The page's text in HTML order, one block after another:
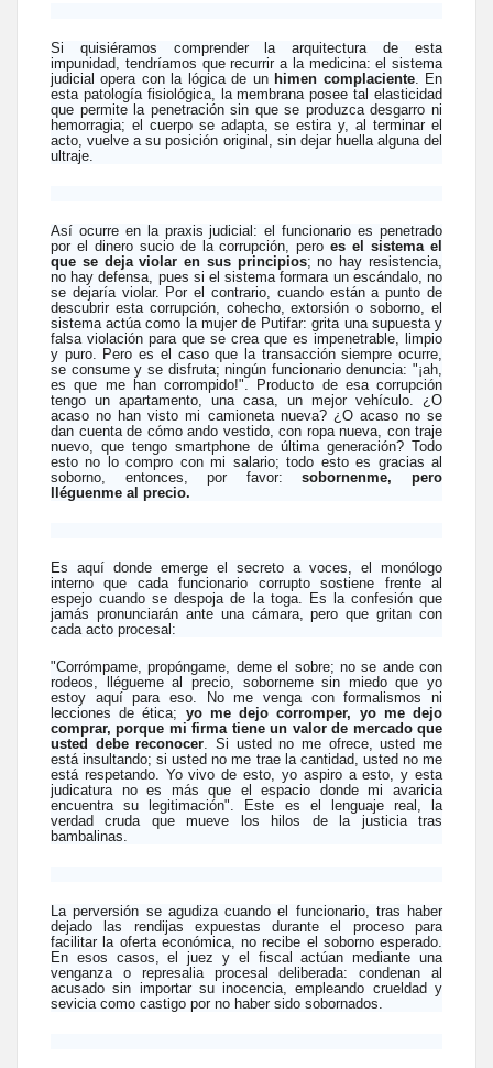
Si quisiéramos comprender la arquitectura de esta
impunidad, tendríamos que recurrir a la medicina: el sistema
judicial opera con la lógica de un himen complaciente. En
esta patología fisiológica, la membrana posee tal elasticidad
que permite la penetración sin que se produzca desgarro ni
hemorragia; el cuerpo se adapta, se estira y, al terminar el
acto, vuelve a su posición original, sin dejar huella alguna del
ultraje.
Así ocurre en la praxis judicial: el funcionario es penetrado
por el dinero sucio de la corrupción, peroes el sistema el
que se deja violar en sus principios; no hay resistencia,
no hay defensa, pues si el sistema formara un escándalo, no
se dejaría violar. Por el contrario, cuando están a punto de
descubrir esta corrupción, cohecho, extorsión o soborno, el
sistema actúa como la mujer de Putifar: grita una supuesta y
falsa violación para que se crea que es impenetrable, limpio
y puro. Pero es el caso que la transacción siempre ocurre,
se consume y se disfruta; ningún funcionario denuncia: "¡ah,
es que me han corrompido!". Producto de esa corrupción
tengo un apartamento, una casa, un mejor vehículo. ¿O
acaso no han visto mi camioneta nueva? ¿O acaso no se
dan cuenta de cómo ando vestido, con ropa nueva, con traje
nuevo, que tengo smartphone de última generación? Todo
esto no lo compro con mi salario; todo esto es gracias al
soborno, entonces, por favor:sobornenme, pero
lléguenme al precio.
Es aquí donde emerge el secreto a voces, el monólogo
interno que cada funcionario corrupto sostiene frente al
espejo cuando se despoja de la toga. Es la confesión que
jamás pronunciarán ante una cámara, pero que gritan con
cada acto procesal:
"Corrómpame, propóngame, deme el sobre; no se ande con
rodeos, llégueme al precio, soborneme sin miedo que yo
estoy aquí para eso. No me venga con formalismos ni
lecciones de ética; yo me dejo corromper, yo me dejo
comprar, porque mi firma tiene un valor de mercado que
usted debe reconocer. Si usted no me ofrece, usted me
está insultando; si usted no me trae la cantidad, usted no me
está respetando. Yo vivo de esto, yo aspiro a esto, y esta
judicatura no es más que el espacio donde mi avaricia
encuentra su legitimación". Este es el lenguaje real, la
verdad cruda que mueve los hilos de la justicia tras
bambalinas.
La perversión se agudiza cuando el funcionario, tras haber
dejado las rendijas expuestas durante el proceso para
facilitar la oferta económica, no recibe el soborno esperado.
En esos casos, el juez y el fiscal actúan mediante una
venganza o represalia procesal deliberada: condenan al
acusado sin importar su inocencia, empleando crueldad y
sevicia como castigo por no haber sido sobornados.